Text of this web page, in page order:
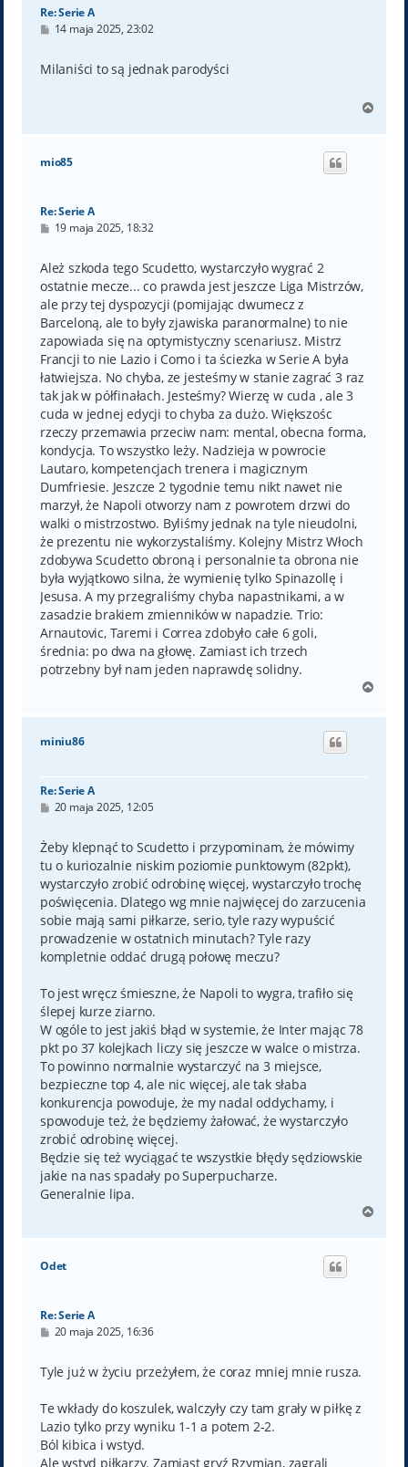
Re: Serie A
P
t
14 maja 2025, 23:02
Milaniści to są jednak parodyści
g
mio85
Re: Serie A
P
t
19 maja 2025, 18:32
Ależ szkoda tego Scudetto, wystarczyło wygrać 2
ostatnie mecze... co prawda jest jeszcze Liga Mistrzów,
ale przy tej dyspozycji (pomijając dwumecz z
Barceloną, ale to były zjawiska paranormalne) to nie
zapowiada się na optymistyczny scenariusz. Mistrz
Francji to nie Lazio i Como i ta ściezka w Serie A była
łatwiejsza. No chyba, ze jesteśmy w stanie zagrać 3 raz
tak jak w półfinałach. Jesteśmy? Wierzę w cuda , ale 3
cuda w jednej edycji to chyba za dużo. Większośc
rzeczy przemawia przeciw nam: mental, obecna forma,
kondycja. To wszystko leży. Nadzieja w powrocie
Lautaro, kompetencjach trenera i magicznym
Dumfriesie. Jeszcze 2 tygodnie temu nikt nawet nie
marzył, że Napoli otworzy nam z powrotem drzwi do
walki o mistrzostwo. Byliśmy jednak na tyle nieudolni,
że prezentu nie wykorzystaliśmy. Kolejny Mistrz Włoch
zdobywa Scudetto obroną i personalnie ta obrona nie
była wyjątkowo silna, że wymienię tylko Spinazollę i
Jesusa. A my przegraliśmy chyba napastnikami, a w
zasadzie brakiem zmienników w napadzie. Trio:
Arnautovic, Taremi i Correa zdobyło całe 6 goli,
średnia: po dwa na głowę. Zamiast ich trzech
potrzebny był nam jeden naprawdę solidny.
g
miniu86
Re: Serie A
P
t
20 maja 2025, 12:05
Żeby klepnąć to Scudetto i przypominam, że mówimy
tu o kuriozalnie niskim poziomie punktowym (82pkt),
wystarczyło zrobić odrobinę więcej, wystarczyło trochę
poświęcenia. Dlatego wg mnie najwięcej do zarzucenia
sobie mają sami piłkarze, serio, tyle razy wypuścić
prowadzenie w ostatnich minutach? Tyle razy
kompletnie oddać drugą połowę meczu?
To jest wręcz śmieszne, że Napoli to wygra, trafiło się
ślepej kurze ziarno.
W ogóle to jest jakiś błąd w systemie, że Inter mając 78
pkt po 37 kolejkach liczy się jeszcze w walce o mistrza.
To powinno normalnie wystarczyć na 3 miejsce,
bezpieczne top 4, ale nic więcej, ale tak słaba
konkurencja powoduje, że my nadal oddychamy, i
spowoduje też, że będziemy żałować, że wystarczyło
zrobić odrobinę więcej.
Będzie się też wyciągać te wszystkie błędy sędziowskie
jakie na nas spadały po Superpucharze.
Generalnie lipa.
g
Odet
Re: Serie A
P
t
20 maja 2025, 16:36
Tyle już w życiu przeżyłem, że coraz mniej mnie rusza.
Te wkłady do koszulek, walczyły czy tam grały w piłkę z
Lazio tylko przy wyniku 1-1 a potem 2-2.
Ból kibica i wstyd.
Ale wstyd piłkarzy. Zamiast gryź Rzymian, zagrali